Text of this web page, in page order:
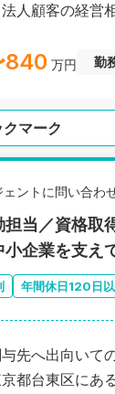
人顧客の経営
840 万円 勤
クマーク
ントに問い合わ
担当／資格
企業を支え
年間休日120日
先へ出向いて
都台東区に